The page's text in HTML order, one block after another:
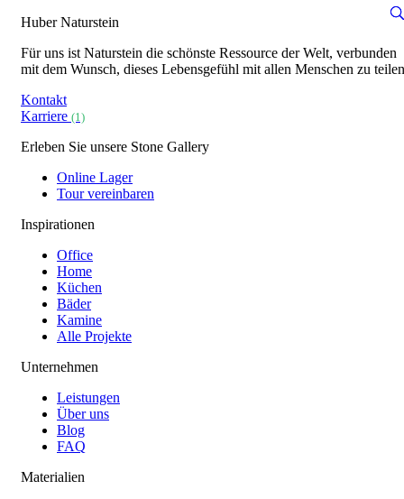
Huber Naturstein
Für uns ist Naturstein die schönste Ressource der Welt, verbunden
mit dem Wunsch, dieses Lebensgefühl mit allen Menschen zu
Kontakt
Karriere (1)
Erleben Sie unsere Stone Gallery
Online Lager
Tour vereinbaren
Inspirationen
Office
Home
Küchen
Bäder
Kamine
Alle Projekte
Unternehmen
Leistungen
Über uns
Blog
FAQ
Materialien